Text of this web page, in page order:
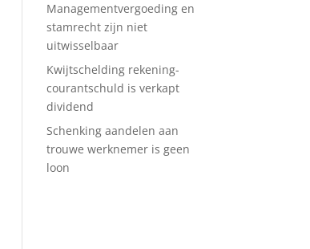
Managementvergoeding en
stamrecht zijn niet
uitwisselbaar
Kwijtschelding rekening-
courantschuld is verkapt
dividend
Schenking aandelen aan
trouwe werknemer is geen
loon